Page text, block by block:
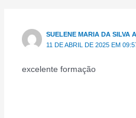
SUELENE MARIA DA SILVA
11 DE ABRIL DE 2025 EM
excelente formação